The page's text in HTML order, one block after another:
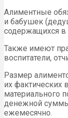
Алиментные
и бабушек
содержащихся в
Также имеют
воспитатели,
Размер
их фактических
материального
денежной
ежемесячно.